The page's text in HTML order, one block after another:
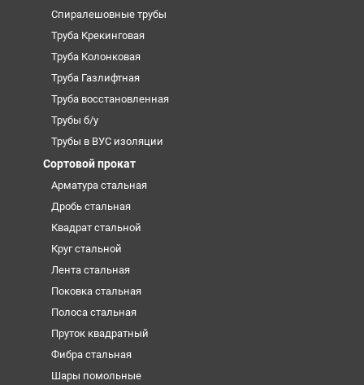
Спиралешовные трубы
Труба Крекинговая
Труба Колонковая
Труба Газлифтная
Труба восстановленная
Трубы б/у
Трубы в ВУС изоляции
Сортовой прокат
Арматура стальная
Дробь стальная
Квадрат стальной
Круг стальной
Лента стальная
Поковка стальная
Полоса стальная
Пруток квадратный
Фибра стальная
Шары помольные